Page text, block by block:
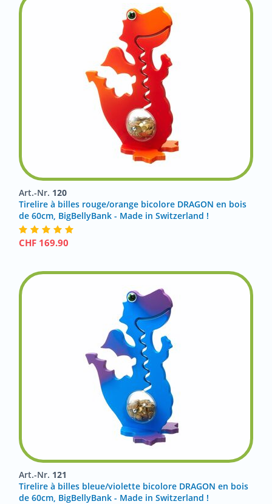
Art.-Nr. 120
Tirelire à billes rouge/orange bicolore DRAGON en bois
de 60cm, BigBellyBank - Made in Switzerland !
CHF 169.90
Art.-Nr. 121
Tirelire à billes bleue/violette bicolore DRAGON en bois
de 60cm, BigBellyBank - Made in Switzerland !